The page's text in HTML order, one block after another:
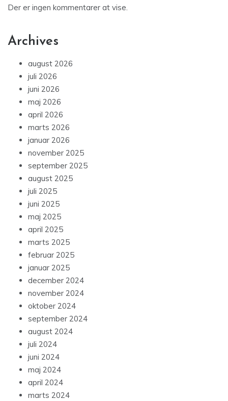
Der er ingen kommentarer at vise.
Archives
august 2026
juli 2026
juni 2026
maj 2026
april 2026
marts 2026
januar 2026
november 2025
september 2025
august 2025
juli 2025
juni 2025
maj 2025
april 2025
marts 2025
februar 2025
januar 2025
december 2024
november 2024
oktober 2024
september 2024
august 2024
juli 2024
juni 2024
maj 2024
april 2024
marts 2024